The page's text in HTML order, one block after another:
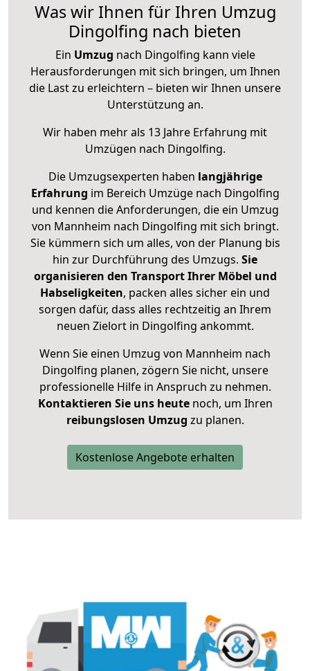
Was wir Ihnen für Ihren Umzug
Dingolfing nach bieten
Ein Umzug nach Dingolfing kann viele
Herausforderungen mit sich bringen, um Ihnen
die Last zu erleichtern – bieten wir Ihnen unsere
Unterstützung an.
Wir haben mehr als 13 Jahre Erfahrung mit
Umzügen nach Dingolfing.
Die Umzugsexperten haben langjährige
Erfahrung im Bereich Umzüge nach Dingolfing
und kennen die Anforderungen, die ein Umzug
von Mannheim nach Dingolfing mit sich bringt.
Sie kümmern sich um alles, von der Planung bis
hin zur Durchführung des Umzugs. Sie
organisieren den Transport Ihrer Möbel und
Habseligkeiten, packen alles sicher ein und
sorgen dafür, dass alles rechtzeitig an Ihrem
neuen Zielort in Dingolfing ankommt.
Wenn Sie einen Umzug von Mannheim nach
Dingolfing planen, zögern Sie nicht, unsere
professionelle Hilfe in Anspruch zu nehmen.
Kontaktieren Sie uns heutenoch, um Ihren
reibungslosen Umzug zu planen.
Kostenlose Angebote erhalten